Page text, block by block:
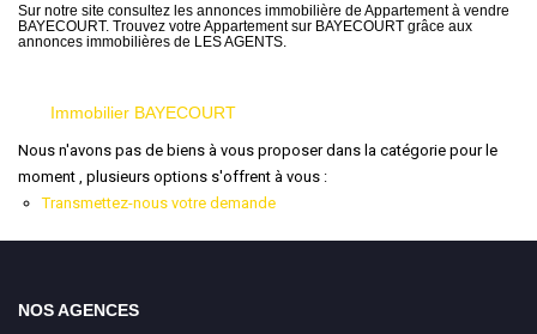
Sur notre site consultez les annonces immobilière de Appartement à vendre
BAYECOURT. Trouvez votre Appartement sur BAYECOURT grâce aux
annonces immobilières de LES AGENTS.
Immobilier BAYECOURT
Nous n'avons pas de biens à vous proposer dans la catégorie pour le
moment , plusieurs options s'offrent à vous :
Transmettez-nous votre demande
NOS AGENCES